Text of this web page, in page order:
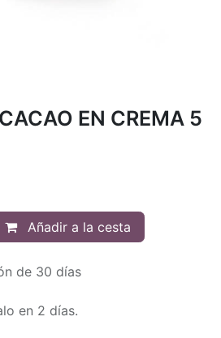
EN CREMA 5
Añadir a la cesta
de 30 días
en 2 días.